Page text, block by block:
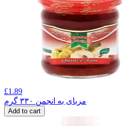
£1.89
مربای به انجمن ۳۳۰ گرم
Add to cart